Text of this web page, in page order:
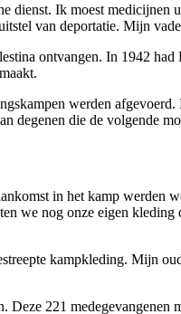
Ik moest medicijnen
van deportatie. Mijn
ontvangen. In 1942 had
werden
degenen die de volgende
in het kamp werden
we nog onze eigen
kampkleding. Mijn
Deze 221